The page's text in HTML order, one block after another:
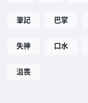
筆記 巴掌
失神 口水
沮喪